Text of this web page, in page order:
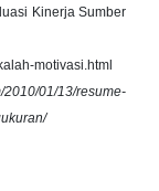
Kinerja Sumber
motivasi.html
01/13/resume-